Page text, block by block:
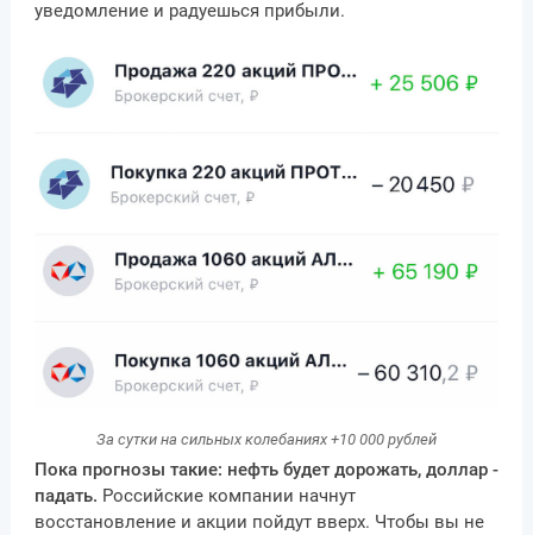
уведомление и радуешься прибыли.
За сутки на сильных колебаниях +10 000 рублей
Пока прогнозы такие: нефть будет дорожать, доллар -
падать. Российские компании начнут
восстановление и акции пойдут вверх. Чтобы вы не